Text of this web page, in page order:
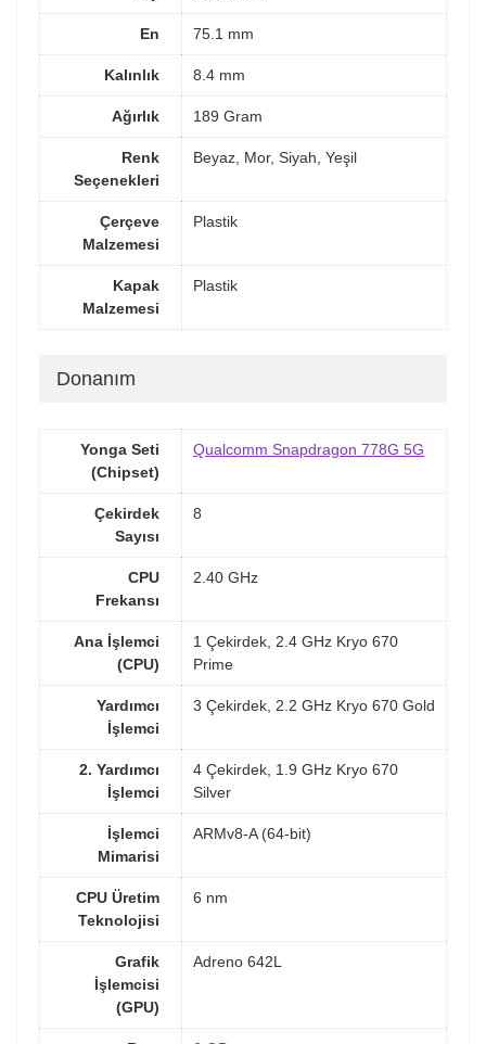
En 75.1 mm
Kalınlık 8.4 mm
Ağırlık 189 Gram
Renk
Seçenekleri
Beyaz, Mor, Siyah, Yeşil
Çerçeve
Malzemesi
Plastik
Kapak
Malzemesi
Plastik
Donanım
Yonga Seti
(Chipset)
Qualcomm Snapdragon 778G 5G
Çekirdek
Sayısı
8
CPU
Frekansı
2.40 GHz
Ana İşlemci
(CPU)
1 Çekirdek, 2.4 GHz Kryo 670
Prime
Yardımcı
İşlemci
3 Çekirdek, 2.2 GHz Kryo 670 Gold
2. Yardımcı
İşlemci
4 Çekirdek, 1.9 GHz Kryo 670
Silver
İşlemci
Mimarisi
ARMv8-A (64-bit)
CPU Üretim
Teknolojisi
6 nm
Grafik
İşlemcisi
(GPU)
Adreno 642L